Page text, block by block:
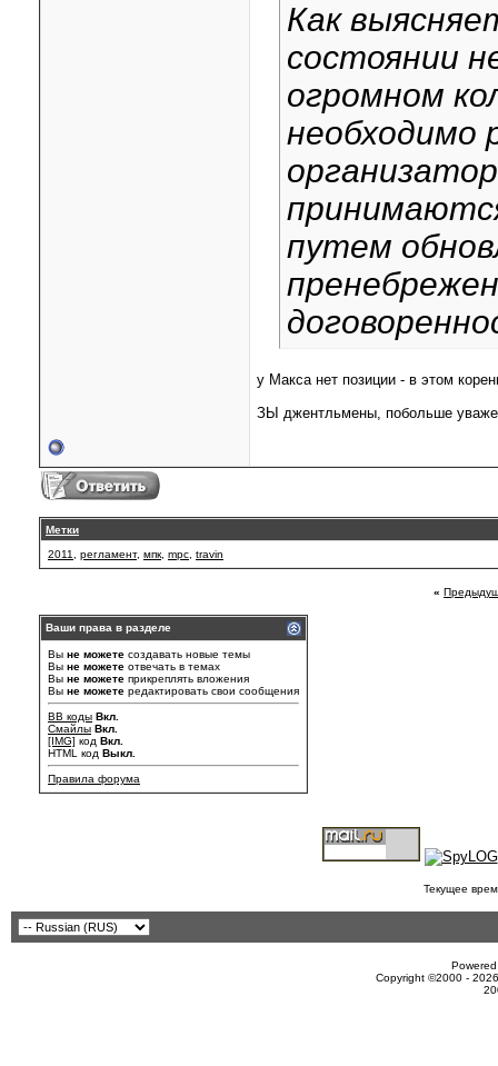
Как
состоянии
огромном
необходимо
путем
у Макса нет позиции - в этом
ЗЫ джентльмены, побольше
Метки
2011
регламент, мпк mpc travin
«
Ваши права в разделе
Вы не можете создавать новые темы
Вы не можете отвечать в темах
Вы не можете прикреплять вложения
Вы не можете редактировать свои сообщения
BB коды Вкл.
Смайлы Вкл.
[IMG] код Вкл.
HTML код Выкл.
Правила форума
Текущее
Copyright ©2000 -